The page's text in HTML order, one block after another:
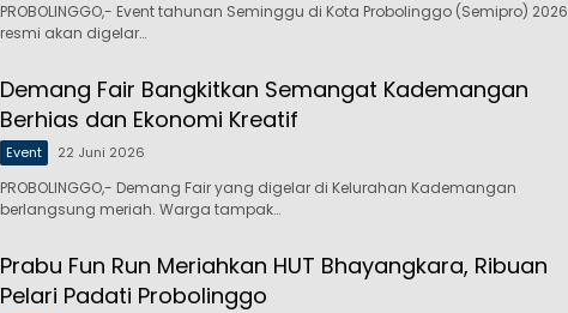
PROBOLINGGO,- Event tahunan Seminggu di Kota Probolinggo (Semipro) 2026
resmi akan digelar…
Demang Fair Bangkitkan Semangat Kademangan
Berhias dan Ekonomi Kreatif
Event 22 Juni 2026
PROBOLINGGO,- Demang Fair yang digelar di Kelurahan Kademangan
berlangsung meriah. Warga tampak…
Prabu Fun Run Meriahkan HUT Bhayangkara, Ribuan
Pelari Padati Probolinggo